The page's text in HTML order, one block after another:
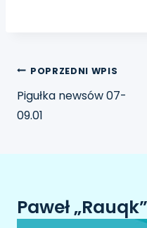
POPRZEDNI WPIS
Pigułka newsów 07-
09.01
Paweł